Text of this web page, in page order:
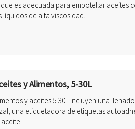
es adecuada para embotellar aceites
de alta viscosidad.
y Alimentos, 5-30L
y aceites 5-30L incluyen una
una etiquetadora de etiquetas